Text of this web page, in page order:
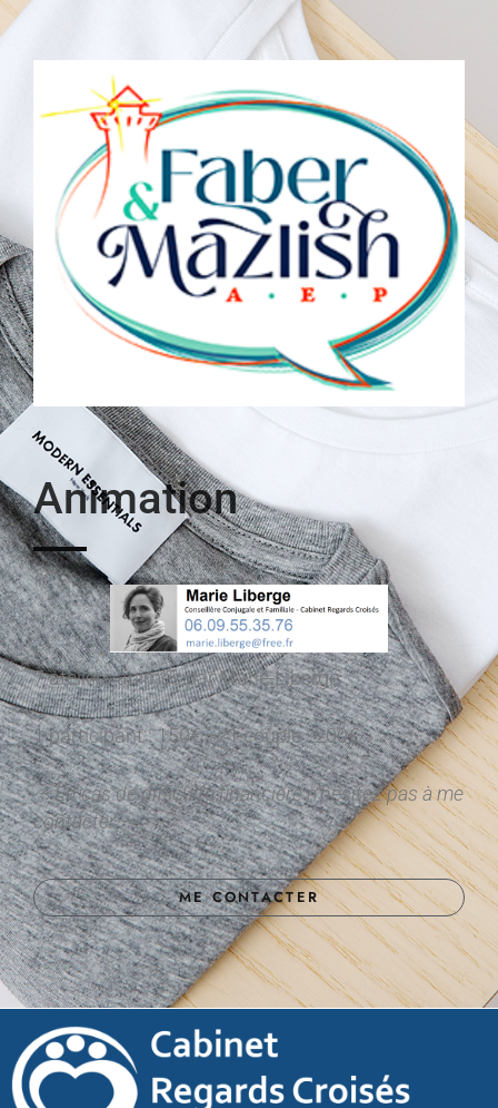
Animation
7 ateliers animés par Marie-Liberge
1 participant : 150€ – 1 couple : 200€
– En cas de difficulté financière n’hésitez pas à me
contacter –
ME CONTACTER